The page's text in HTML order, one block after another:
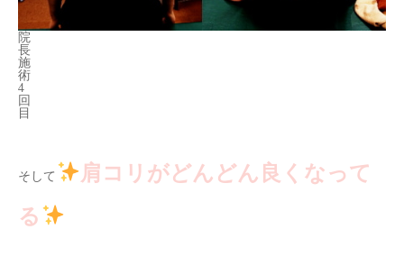
院
長
施
術
4
回
目
そして
肩コリがどんどん良くなって
る